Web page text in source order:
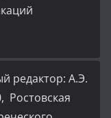
редактор: А.Э.
Ростовская